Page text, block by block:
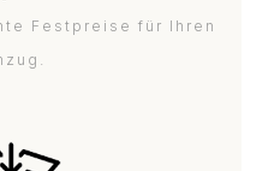
Festpreise für Ihren